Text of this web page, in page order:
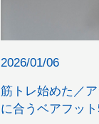
2026/01/06
筋トレ始めた／
に合うベアフッ